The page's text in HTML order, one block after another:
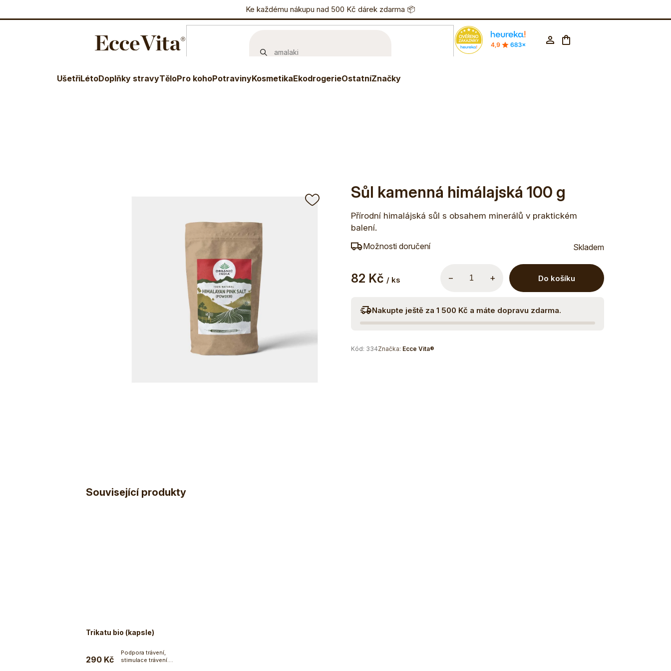
Ke každému nákupu nad 500 Kč dárek zdarma 📦
UšetřiLétoDoplňky stravyTěloPro kohoPotravinyKosmetikaEkodrogerieOstatníZnačky
Věrnostní program Eshop 733 738 836
Potraviny Organické koření Himalájská sůl
Sůl kamenná himálajská 100 g
Přírodní himalájská sůl s obsahem minerálů v praktickém
balení.
Skladem
Možnosti doručení
82 Kč / ks +
− Do košíku
Nakupte ještě za 1 500 Kč a máte dopravu zdarma.
Kód: 334Značka: Ecce Vita®
Související produkty
Trikatu bio (kapsle)
290 Kč Do košíku
Podpora trávení,
stimulace trávení.